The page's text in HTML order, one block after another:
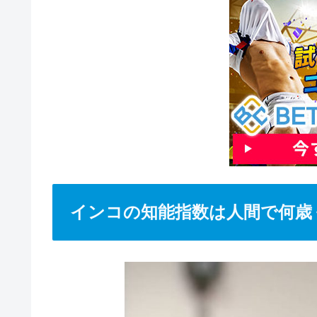
インコの知能指数は人間で何